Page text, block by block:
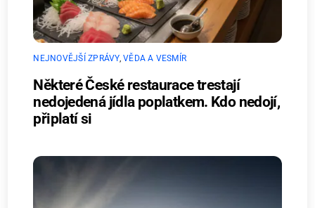
NEJNOVĚJŠÍ ZPRÁVY,VĚDA A VESMÍR
Některé České restaurace trestají
nedojedená jídla poplatkem. Kdo nedojí,
připlatí si